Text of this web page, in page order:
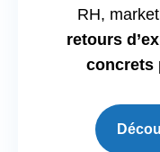
RH,
retours
concrets